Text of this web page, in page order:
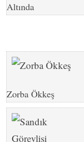
Altında
Zorba Ökkeş